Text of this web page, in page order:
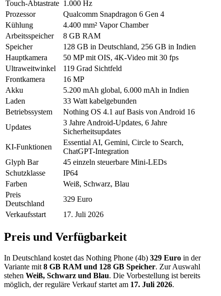
Touch-Abtastrate 1.000 Hz
Prozessor
Qualcomm Snapdragon 6 Gen 4
Kühlung
4.400 mm² Vapor Chamber
Arbeitsspeicher
8 GB RAM
Speicher
128 GB in Deutschland, 256 GB in Indien
Hauptkamera
50 MP mit OIS, 4K-Video mit 30 fps
Ultraweitwinkel
119 Grad Sichtfeld
Frontkamera
16 MP
Akku
5.200 mAh global, 6.000 mAh in Indien
Laden
33 Watt kabelgebunden
Betriebssystem
Nothing OS 4.1 auf Basis von Android 16
Updates
3 Jahre Android-Updates, 6 Jahre
Sicherheitsupdates
KI-Funktionen
Essential AI, Gemini, Circle to Search,
ChatGPT-Integration
Glyph Bar
45 einzeln steuerbare Mini-LEDs
Schutzklasse
IP64
Farben
Weiß, Schwarz, Blau
Preis
Deutschland
329 Euro
Verkaufsstart
17. Juli 2026
Preis und Verfügbarkeit
In Deutschland kostet das Nothing Phone (4b) 329 Euro in der
Variante mit 8 GB RAM und 128 GB Speicher. Zur Auswahl
stehen Weiß, Schwarz und Blau. Die Vorbestellung ist bereits
möglich, der reguläre Verkauf startet am 17. Juli 2026.